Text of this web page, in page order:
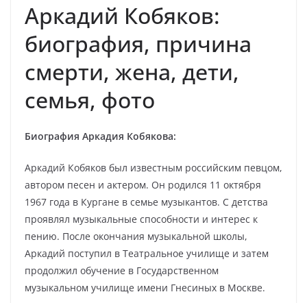
Аркадий Кобяков:
биография, причина
смерти, жена, дети,
семья, фото
Биография Аркадия Кобякова:
Аркадий Кобяков был известным российским певцом,
автором песен и актером. Он родился 11 октября
1967 года в Кургане в семье музыкантов. С детства
проявлял музыкальные способности и интерес к
пению. После окончания музыкальной школы,
Аркадий поступил в Театральное училище и затем
продолжил обучение в Государственном
музыкальном училище имени Гнесиных в Москве.